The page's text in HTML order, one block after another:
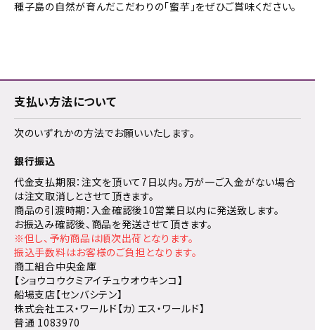
種子島の自然が育んだこだわりの「蜜芋」をぜひご賞味ください。
支払い方法について
次のいずれかの方法でお願いいたします。
銀行振込
代金支払期限：注文を頂いて7日以内。万が一ご入金がない場合
は注文取消しとさせて頂きます。
商品の引渡時期：入金確認後10営業日以内に発送致します。
お振込み確認後、商品を発送させて頂きます。
※但し、予約商品は順次出荷となります。
振込手数料はお客様のご負担となります。
商工組合中央金庫
【ショウコウクミアイチュウオウキンコ】
船場支店【センバシテン】
株式会社エス・ワールド【カ）エス・ワールド】
普通 1083970